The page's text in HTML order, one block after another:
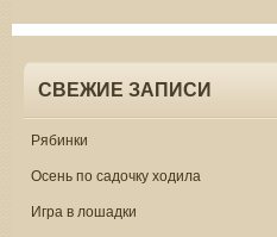
СВЕЖИЕ ЗАПИСИ
Рябинки
Осень по садочку ходила
Игра в лошадки